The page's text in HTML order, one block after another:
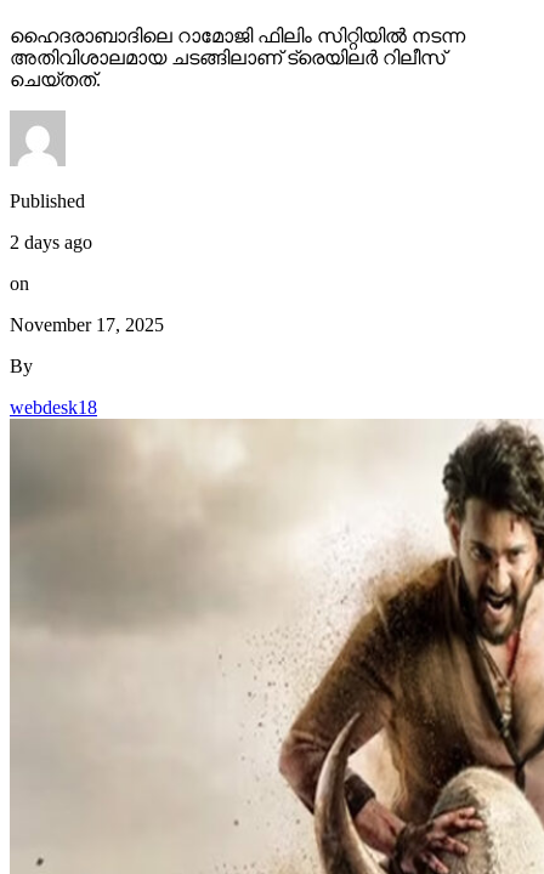
ഹൈദരാബാദിലെ റാമോജി ഫിലിം സിറ്റിയില്‍ നടന്ന
അതിവിശാലമായ ചടങ്ങിലാണ് ട്രെയിലര്‍ റിലീസ്
ചെയ്തത്.
Published
2 days ago
on
November 17, 2025
By
webdesk18